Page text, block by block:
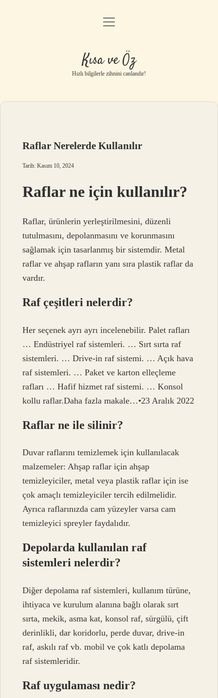
Anasayfa
Gizlilik Politikası
Yasal Uyarı
menüyü
Kısa ve Öz
Hızlı bilgilerle zihnini canlandır!
Raflar Nerelerde Kullanılır
Tarih: Kasım 10, 2024
Raflar ne için kullanılır?
Raflar, ürünlerin yerleştirilmesini, düzenli
tutulmasını, depolanmasını ve korunmasını
sağlamak için tasarlanmış bir sistemdir. Metal
raflar ve ahşap rafların yanı sıra plastik raflar da
vardır.
Raf çeşitleri nelerdir?
Her seçenek ayrı ayrı incelenebilir. Palet rafları
… Endüstriyel raf sistemleri. … Sırt sırta raf
sistemleri. … Drive-in raf sistemi. … Açık hava
raf sistemleri. … Paket ve karton elleçleme
rafları … Hafif hizmet raf sistemi. … Konsol
kollu raflar.Daha fazla makale…•23 Aralık 2022
Raflar ne ile silinir?
Duvar raflarını temizlemek için kullanılacak
malzemeler: Ahşap raflar için ahşap
temizleyiciler, metal veya plastik raflar için ise
çok amaçlı temizleyiciler tercih edilmelidir.
Ayrıca raflarınızda cam yüzeyler varsa cam
temizleyici spreyler faydalıdır.
Depolarda kullanılan raf
sistemleri nelerdir?
Diğer depolama raf sistemleri, kullanım türüne,
ihtiyaca ve kurulum alanına bağlı olarak sırt
sırta, mekik, asma kat, konsol raf, sürgülü, çift
derinlikli, dar koridorlu, perde duvar, drive-in
raf, askılı raf vb. mobil ve çok katlı depolama
raf sistemleridir.
Raf uygulaması nedir?